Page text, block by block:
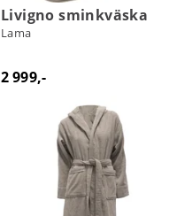
Livigno sminkväska
Lama
2 999,-